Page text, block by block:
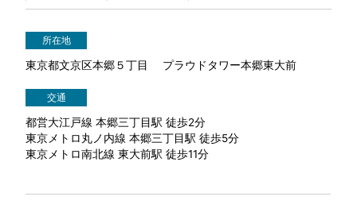
所在地
東京都文京区本郷５丁目 プラウドタワー本郷東大前
交通
都営大江戸線 本郷三丁目駅 徒歩2分
東京メトロ丸ノ内線 本郷三丁目駅 徒歩5分
東京メトロ南北線 東大前駅 徒歩11分